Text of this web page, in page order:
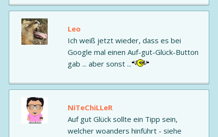
Leo
Ich weiß jetzt wieder, dass es bei
Google mal einen Auf-gut-Glück-Button
gab ... aber sonst ...
NiTeChiLLeR
Auf gut Glück sollte ein Tipp sein,
welcher woanders hinführt - siehe